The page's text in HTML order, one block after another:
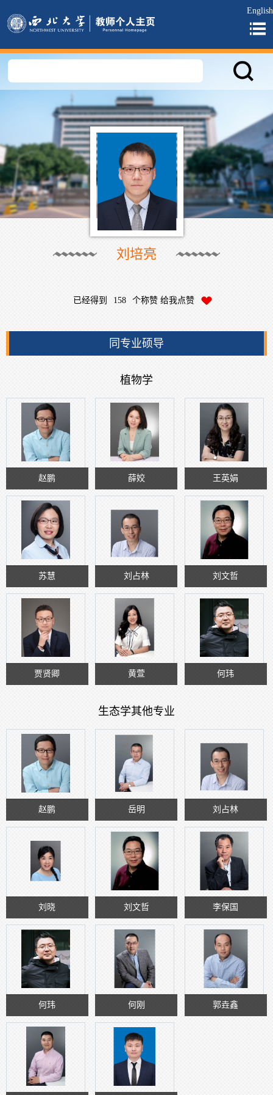
English
刘培亮
已经得到 158 个称赞 给我点赞
同专业硕导
植物学
赵鹏 薛姣 王英娟
苏慧 刘占林 刘文哲
贾贤卿 黄萱 何玮
生态学其他专业
赵鹏 岳明 刘占林
刘晓 刘文哲 李保国
何玮 何刚 郭垚鑫